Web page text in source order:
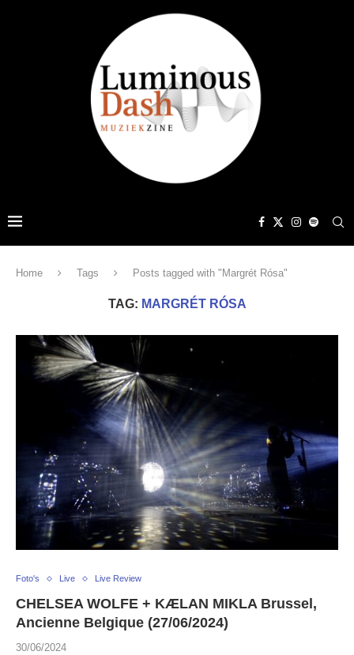
Home Tags Posts tagged with "Margrét Rósa"
TAG: MARGRÉT RÓSA
Foto's Live Live Review
CHELSEA WOLFE + KÆLAN MIKLA Brussel,
Ancienne Belgique (27/06/2024)
30/06/2024